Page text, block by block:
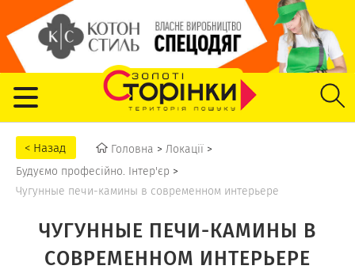
Головна > Локації >
Будуємо професійно. Інтер'єр >
Чугунные печи-камины в современном интерьере
ЧУГУННЫЕ ПЕЧИ-КАМИНЫ В
СОВРЕМЕННОМ ИНТЕРЬЕРЕ